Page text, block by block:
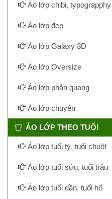
Áo lớp chibi, typograpphy
Áo lớp đẹp
Áo lớp Galaxy 3D
Áo lớp Oversize
Áo lớp phản quang
Áo lớp chuyên
ÁO LỚP THEO TUỔI
Áo lớp tuổi tý, tuổi chuột
Áo lớp tuổi sửu, tuổi trâu
Áo lớp tuổi dần, tuổi hổ